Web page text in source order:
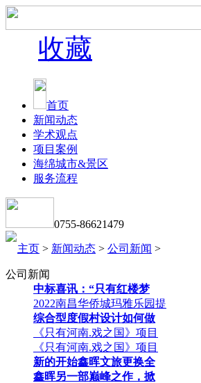
收藏
首页
新闻动态
学术观点
项目案例
海绵城市&景区
服务流程
0755-86621479
主页 > 新闻动态 > 公司新闻 >
公司新闻
中标喜讯：“只有红楼梦
2022南昌华侨城玛雅乐园提
综合型度假村设计如何做
《只有河南.戏之国》项目
《只有河南.戏之国》项目
新的开始鑫晖文旅更换全
鑫晖另一部巅峰之作，掀